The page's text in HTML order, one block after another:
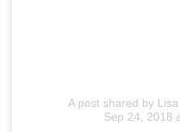
A post shared by
Sep 24, 2018